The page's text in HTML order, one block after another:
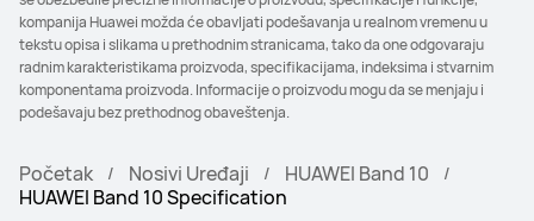
kompanija Huawei možda će obavljati podešavanja u realnom vremenu u
tekstu opisa i slikama u prethodnim stranicama, tako da one odgovaraju
radnim karakteristikama proizvoda, specifikacijama, indeksima i stvarnim
komponentama proizvoda. Informacije o proizvodu mogu da se menjaju i
podešavaju bez prethodnog obaveštenja.
Početak Nosivi Uređaji
HUAWEI Band 10
HUAWEI Band 10 Specification